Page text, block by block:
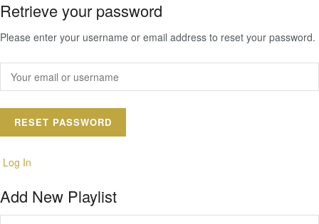
Retrieve your password
Please enter your username or email address to reset your password.
Log In
Add New Playlist